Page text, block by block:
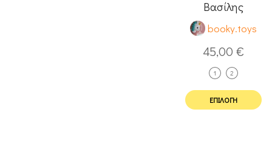
Βασίλης
booky.toys
45,00 €
1 2
ΕΠΙΛΟΓΉ